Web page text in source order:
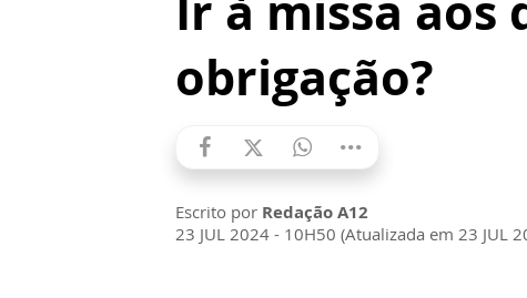
obrigação?
Escrito por Redação A12
23 JUL 2024 - 10H50 (Atualizada em 23 JUL